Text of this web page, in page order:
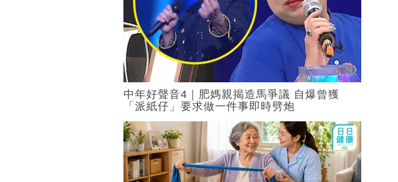
中年好聲音4｜肥媽親揭造馬爭議 自爆曾獲
「派紙仔」要求做一件事即時劈炮